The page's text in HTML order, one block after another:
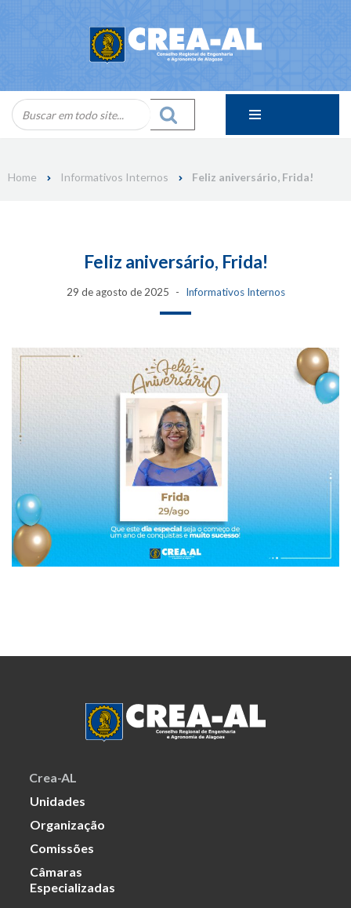
Home Informativos Internos Feliz aniversário, Frida!
Feliz aniversário, Frida!
29 de agosto de 2025 Informativos Internos
Crea-AL
Unidades
Organização
Comissões
Câmaras
Especializadas